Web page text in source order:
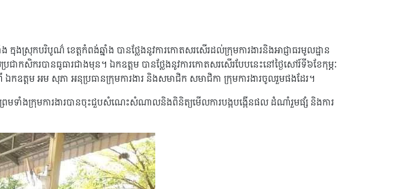
ងស្រុកបរិបូណ៌ ខេត្តកំពង់ឆ្នាំង បានថ្លែងនូវការកោតសរសើរដល់ក្រុមការងារនិងអាជ្ញាធរមូលដ្ឋាន
ាកសិករបានធូធារជាងមុន។ ឯកឧត្តម បានថ្លែងនូវការកោតសរសើរបែបនេះនៅថ្ងៃសៅរ៍ទី៦ខែកុម្ភៈ
កឧត្តម អម សុភា អនុប្រធានក្រុមការងារ និងសមាជិក សមាជិកា ក្រុមការងារចូលរួមផងដែរ។
រមទាំងក្រុមការងារបានចុះជួបសំណេះសំណាលនិងពិនិត្យមើលការបង្កបង្កើនផល ដំណាំរួមផ្សំ និងការ